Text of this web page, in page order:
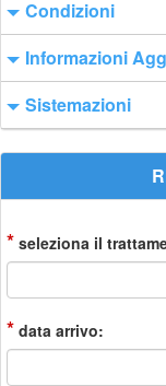
Condizioni
Informazioni
Sistemazioni
* seleziona il
* data arrivo: